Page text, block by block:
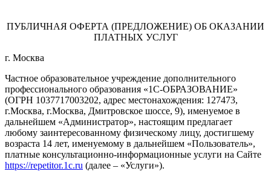
ПУБЛИЧНАЯ ОФЕРТА (ПРЕДЛОЖЕНИЕ) ОБ ОКАЗАНИИ
ПЛАТНЫХ УСЛУГ
г. Москва
Частное образовательное учреждение дополнительного
профессионального образования «1C-ОБРАЗОВАНИЕ»
(ОГРН 1037717003202, адрес местонахождения: 127473,
г.Москва, г.Москва, Дмитровское шоссе, 9), именуемое в
дальнейшем «Администратор», настоящим предлагает
любому заинтересованному физическому лицу, достигшему
возраста 14 лет, именуемому в дальнейшем «Пользователь»,
платные консультационно-информационные услуги на Сайте
https://repetitor.1c.ru (далее – «Услуги»).